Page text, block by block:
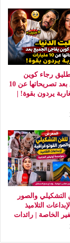
طليق رجاء كوين
يفاجئ الجميع بعد تصريحاتها عن 10
يردون بقوة! |
والصور
التلاميذ
الخاصة | رائدات